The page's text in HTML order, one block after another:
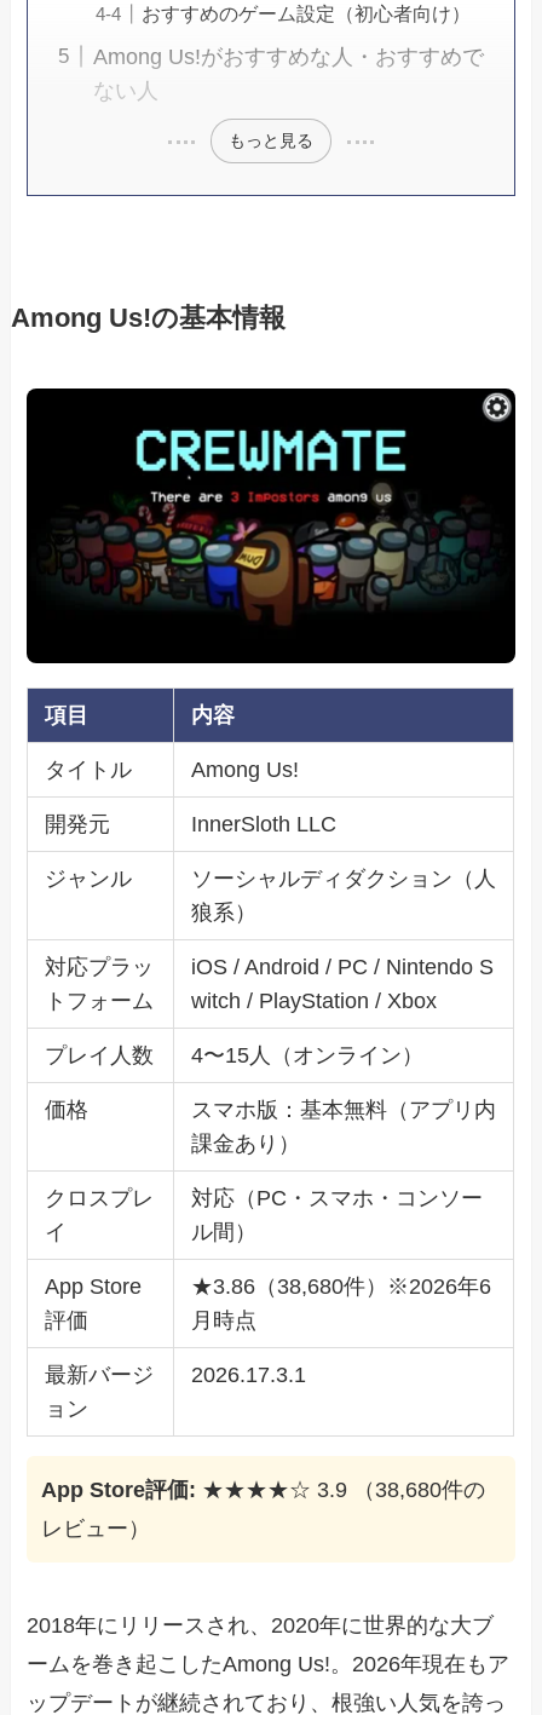
おすすめのゲーム設定（初心者向け）
Among Us!がおすすめな人・おすすめで
ない人
もっと見る
Among Us!の基本情報
項目 内容
タイトル Among Us!
開発元 InnerSloth LLC
ジャンル
ソーシャルディダクション（人
狼系）
対応プラッ
トフォーム
iOS / Android / PC / Nintendo S
witch / PlayStation / Xbox
プレイ人数 4〜15人（オンライン）
価格
スマホ版：基本無料（アプリ内
課金あり）
クロスプレ
イ
対応（PC・スマホ・コンソー
ル間）
App Store
評価
★3.86（38,680件）※2026年6
月時点
最新バージ
ョン
2026.17.3.1
App Store評価: ★★★★☆ 3.9 （38,680件の
レビュー）
2018年にリリースされ、2020年に世界的な大ブ
ームを巻き起こしたAmong Us!。2026年現在もア
ップデートが継続されており、根強い人気を誇っ